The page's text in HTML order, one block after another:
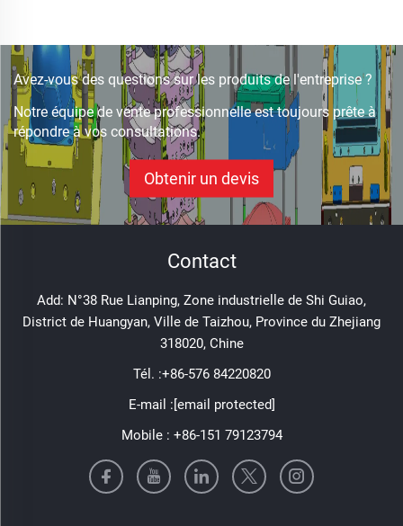
Avez-vous des questions sur les produits de l'entreprise ?
Notre équipe de vente professionnelle est toujours prête à
répondre à vos consultations.
Obtenir un devis
Contact
Add: N°38 Rue Lianping, Zone industrielle de Shi Guiao,
District de Huangyan, Ville de Taizhou, Province du Zhejiang
318020, Chine
Tél. :+86-576 84220820
E-mail :[email protected]
Mobile : +86-151 79123794